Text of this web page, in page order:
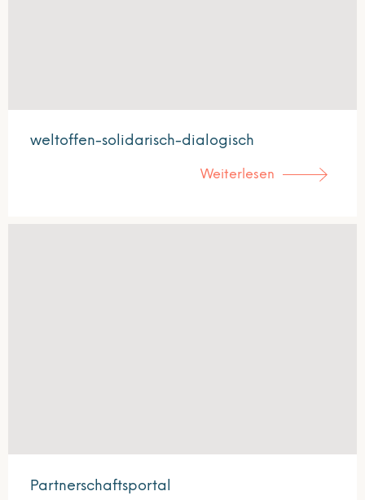
weltoffen-solidarisch-dialogisch
Weiterlesen
Partnerschaftsportal